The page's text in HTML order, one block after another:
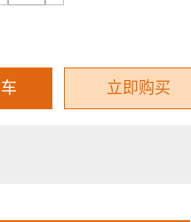
立即购买